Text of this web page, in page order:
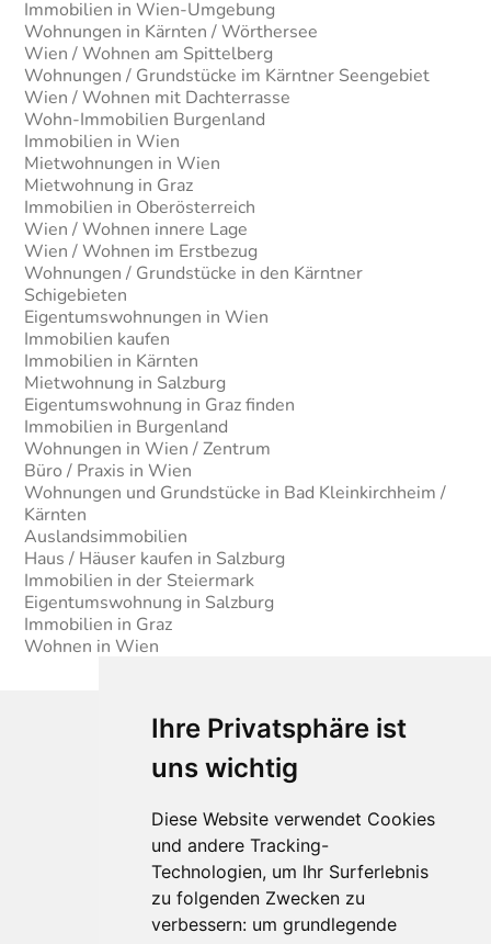
Ihre Privatsphäre ist
uns wichtig
Diese Website verwendet Cookies
und andere Tracking-
Technologien, um Ihr Surferlebnis
zu folgenden Zwecken zu
verbessern: um grundlegende
Immobilien in Wien-Umgebung
Wohnungen in Kärnten / Wörthersee
Wien / Wohnen am Spittelberg
Wohnungen / Grundstücke im Kärntner Seengebiet
Wien / Wohnen mit Dachterrasse
Wohn-Immobilien Burgenland
Immobilien in Wien
Mietwohnungen in Wien
Mietwohnung in Graz
Immobilien in Oberösterreich
Wien / Wohnen innere Lage
Wien / Wohnen im Erstbezug
Wohnungen / Grundstücke in den Kärntner
Schigebieten
Eigentumswohnungen in Wien
Immobilien kaufen
Immobilien in Kärnten
Mietwohnung in Salzburg
Eigentumswohnung in Graz finden
Immobilien in Burgenland
Wohnungen in Wien / Zentrum
Büro / Praxis in Wien
Wohnungen und Grundstücke in Bad Kleinkirchheim /
Kärnten
Auslandsimmobilien
Haus / Häuser kaufen in Salzburg
Immobilien in der Steiermark
Eigentumswohnung in Salzburg
Immobilien in Graz
Wohnen in Wien
Für Makler:innen